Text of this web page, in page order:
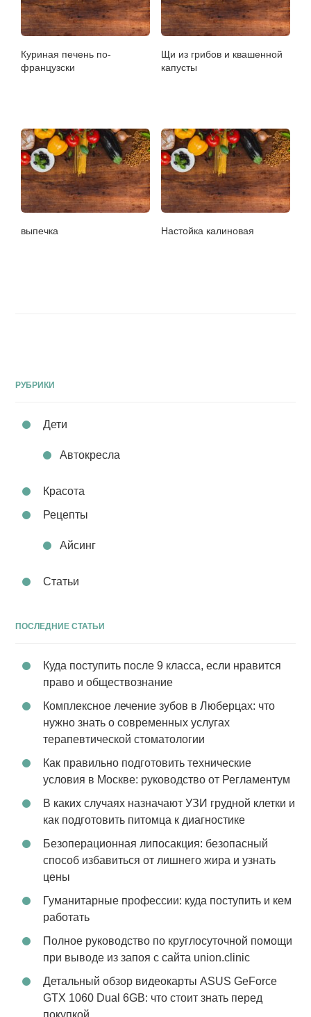
Куриная печень по-
французски
Щи из грибов и квашенной
капусты
выпечка Настойка калиновая
РУБРИКИ
Дети
Автокресла
Красота
Рецепты
Айсинг
Статьи
ПОСЛЕДНИЕ СТАТЬИ
Куда поступить после 9 класса, если нравится
право и обществознание
Комплексное лечение зубов в Люберцах: что
нужно знать о современных услугах
терапевтической стоматологии
Как правильно подготовить технические
условия в Москве: руководство от Регламентум
В каких случаях назначают УЗИ грудной клетки и
как подготовить питомца к диагностике
Безоперационная липосакция: безопасный
способ избавиться от лишнего жира и узнать
цены
Гуманитарные профессии: куда поступить и кем
работать
Полное руководство по круглосуточной помощи
при выводе из запоя с сайта union.clinic
Детальный обзор видеокарты ASUS GeForce
GTX 1060 Dual 6GB: что стоит знать перед